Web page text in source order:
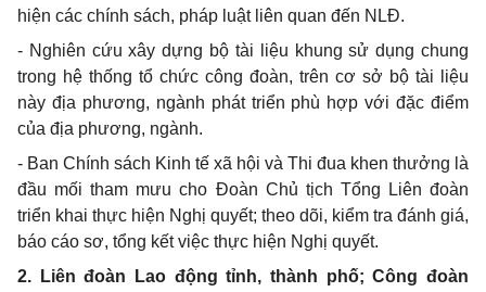
hiện các chính sách, pháp luật liên quan đến NLĐ.
- Nghiên cứu xây dựng bộ tài liệu khung sử dụng chung
trong hệ thống tổ chức công đoàn, trên cơ sở bộ tài liệu
này địa phương, ngành phát triển phù hợp với đặc điểm
của địa phương, ngành.
- Ban Chính sách Kinh tế xã hội và Thi đua khen thưởng là
đầu mối tham mưu cho Đoàn Chủ tịch Tổng Liên đoàn
triển khai thực hiện Nghị quyết; theo dõi, kiểm tra đánh giá,
báo cáo sơ, tổng kết việc thực hiện Nghị quyết.
2. Liên đoàn Lao động tỉnh, thành phố; Công đoàn